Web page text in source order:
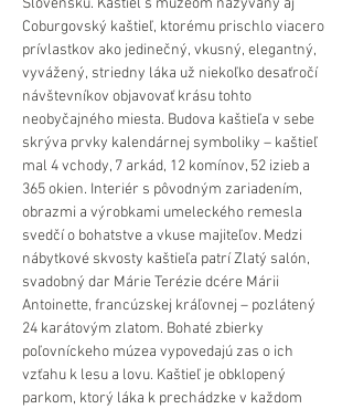
Slovensku. Kaštieľ s múzeom nazývaný aj
Coburgovský kaštieľ, ktorému prischlo viacero
prívlastkov ako jedinečný, vkusný, elegantný,
vyvážený, striedny láka už niekoľko desaťročí
návštevníkov objavovať krásu tohto
neobyčajného miesta. Budova kaštieľa v sebe
skrýva prvky kalendárnej symboliky – kaštieľ
mal 4 vchody, 7 arkád, 12 komínov, 52 izieb a
365 okien. Interiér s pôvodným zariadením,
obrazmi a výrobkami umeleckého remesla
svedčí o bohatstve a vkuse majiteľov. Medzi
nábytkové skvosty kaštieľa patrí Zlatý salón,
svadobný dar Márie Terézie dcére Márii
Antoinette, francúzskej kráľovnej – pozlátený
24 karátovým zlatom. Bohaté zbierky
poľovníckeho múzea vypovedajú zas o ich
vzťahu k lesu a lovu. Kaštieľ je obklopený
parkom, ktorý láka k prechádzke v každom